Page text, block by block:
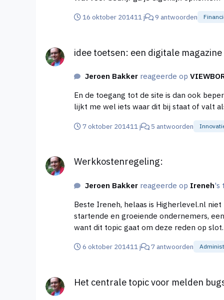
16 oktober 201411 j 9 antwoorden
idee toetsen: een digitale
Jeroen Bakker reageerde op
En de toegang tot de site is dan ook beperkt tot enkel
lijkt me wel iets waar dit bij staat of valt
7 oktober 201411 j 5 antwoorden
Werkkostenregeling:
Jeroen Bakker reageerde op Ireneh's
Beste Ireneh, helaas is Higherlevel.nl
startende en groeiende ondernemers,
want dit topic gaat om deze reden op slot.
6 oktober 201411 j 7 antwoorden
Het centrale topic voor melden